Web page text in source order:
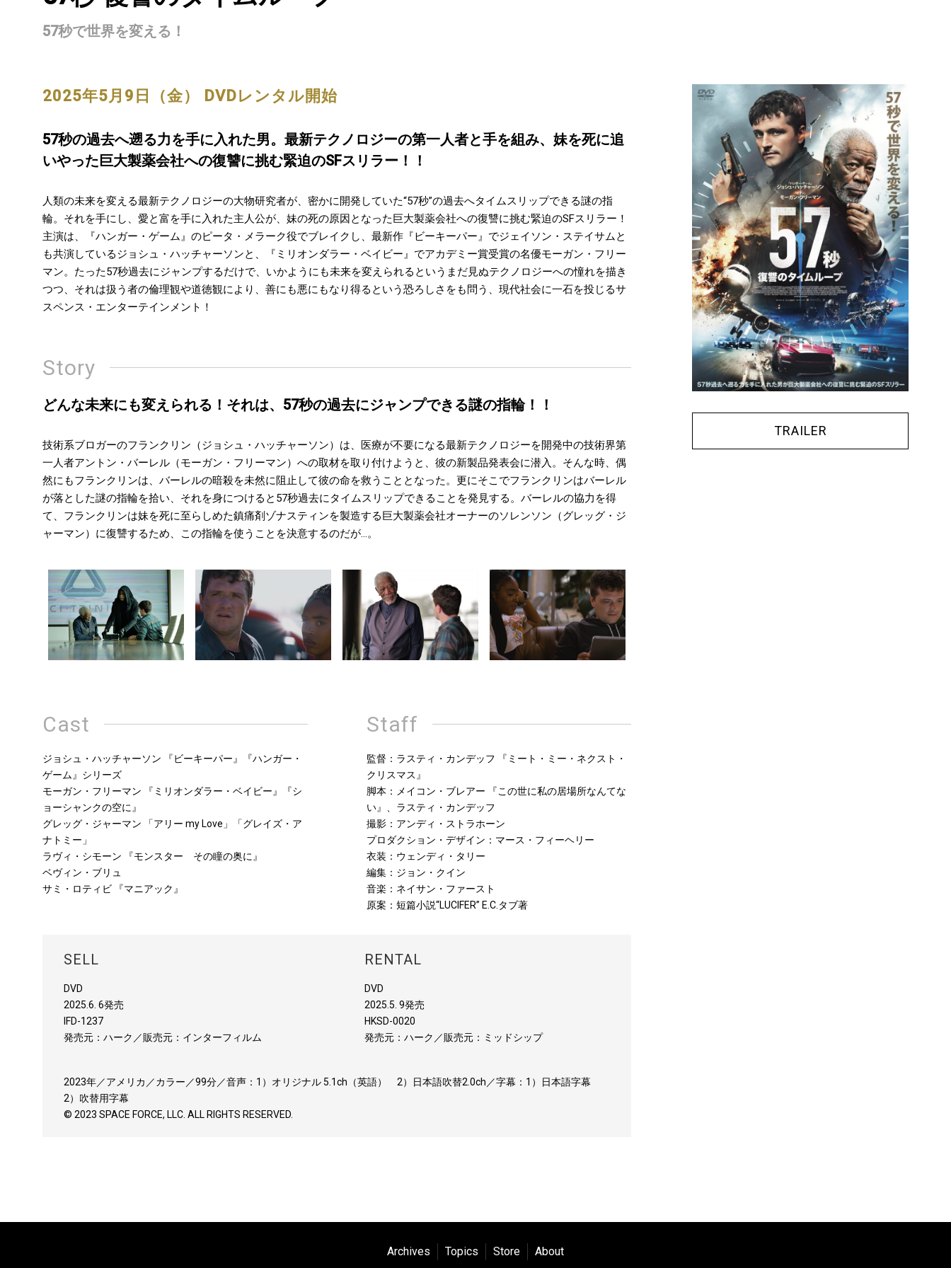
57秒で世界を変える！
2025年5月9日（金） DVDレンタル開始
57秒の過去へ遡る力を手に入れた男。最新テクノロジーの第一人者と手を組み、妹を死に追
いやった巨大製薬会社への復讐に挑む緊迫のSFスリラー！！
人類の未来を変える最新テクノロジーの大物研究者が、密かに開発していた“57秒”の過去へタイムスリップできる謎の指
輪。それを手にし、愛と富を手に入れた主人公が、妹の死の原因となった巨大製薬会社への復讐に挑む緊迫のSFスリラー！
主演は、『ハンガー・ゲーム』のピータ・メラーク役でブレイクし、最新作『ビーキーパー』でジェイソン・ステイサムと
も共演しているジョシュ・ハッチャーソンと、『ミリオンダラー・ベイビー』でアカデミー賞受賞の名優モーガン・フリー
マン。たった57秒過去にジャンプするだけで、いかようにも未来を変えられるというまだ見ぬテクノロジーへの憧れを描き
つつ、それは扱う者の倫理観や道徳観により、善にも悪にもなり得るという恐ろしさをも問う、現代社会に一石を投じるサ
スペンス・エンターテインメント！
Story
どんな未来にも変えられる！それは、57秒の過去にジャンプできる謎の指輪！！
技術系ブロガーのフランクリン（ジョシュ・ハッチャーソン）は、医療が不要になる最新テクノロジーを開発中の技術界第
一人者アントン・バーレル（モーガン・フリーマン）への取材を取り付けようと、彼の新製品発表会に潜入。そんな時、偶
然にもフランクリンは、バーレルの暗殺を未然に阻止して彼の命を救うこととなった。更にそこでフランクリンはバーレル
が落とした謎の指輪を拾い、それを身につけると57秒過去にタイムスリップできることを発見する。バーレルの協力を得
て、フランクリンは妹を死に至らしめた鎮痛剤ゾナスティンを製造する巨大製薬会社オーナーのソレンソン（グレッグ・ジ
ャーマン）に復讐するため、この指輪を使うことを決意するのだが…。
Cast
ジョシュ・ハッチャーソン 『ビーキーパー』『ハンガー・
ゲーム』シリーズ
モーガン・フリーマン 『ミリオンダラー・ベイビー』『シ
ョーシャンクの空に』
グレッグ・ジャーマン 「アリー my Love」「グレイズ・ア
ナトミー」
ラヴィ・シモーン 『モンスター その瞳の奥に』
ベヴィン・ブリュ
サミ・ロティビ 『マニアック』
Staff
監督：ラスティ・カンデッフ 『ミート・ミー・ネクスト・
クリスマス』
脚本：メイコン・ブレアー 『この世に私の居場所なんてな
い』、ラスティ・カンデッフ
撮影：アンディ・ストラホーン
プロダクション・デザイン：マース・フィーヘリー
衣装：ウェンディ・タリー
編集：ジョン・クイン
音楽：ネイサン・ファースト
原案：短篇小説“LUCIFER” E.C.タブ著
SELL
DVD
2025.6. 6発売
‎IFD-1237
発売元：ハーク／販売元：インターフィルム
RENTAL
DVD
2025.5. 9発売
HKSD-0020
発売元：ハーク／販売元：ミッドシップ
2023年／アメリカ／カラー／99分／音声：1）オリジナル 5.1ch（英語） 2）日本語吹替2.0ch／字幕：1）日本語字幕
2）吹替用字幕
© 2023 SPACE FORCE, LLC. ALL RIGHTS RESERVED.
TRAILER
Archives Topics Store About